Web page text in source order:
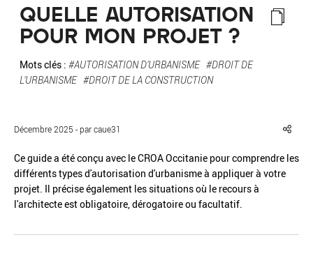
TYPE DE RESSOURCES
MATÉRIAUX
Réinitialiser Fermer la recherche avancée
QUELLE AUTORISATION
POUR MON PROJET ?
Mots clés : #AUTORISATION D'URBANISME #DROIT DE
L'URBANISME #DROIT DE LA CONSTRUCTION
Décembre 2025 - par caue31
Ce guide a été conçu avec le CROA Occitanie pour comprendre les
différents types d'autorisation d'urbanisme à appliquer à votre
projet. Il précise également les situations où le recours à
l'architecte est obligatoire, dérogatoire ou facultatif.